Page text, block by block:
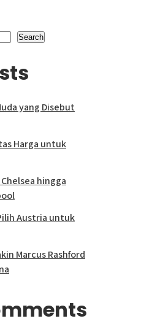
Search
yang Disebut
Harga untuk
hingga
Austria untuk
Marcus Rashford